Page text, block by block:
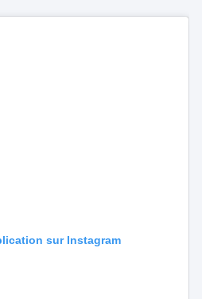
sur Instagram